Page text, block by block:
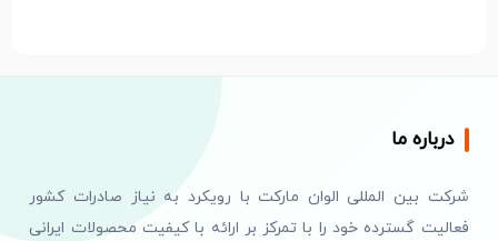
درباره ما
شرکت بین المللی الوان مارکت با رویکرد به نیاز صادرات کشور
فعالیت گسترده خود را با تمرکز بر ارائه با کیفیت محصولات ایرانی